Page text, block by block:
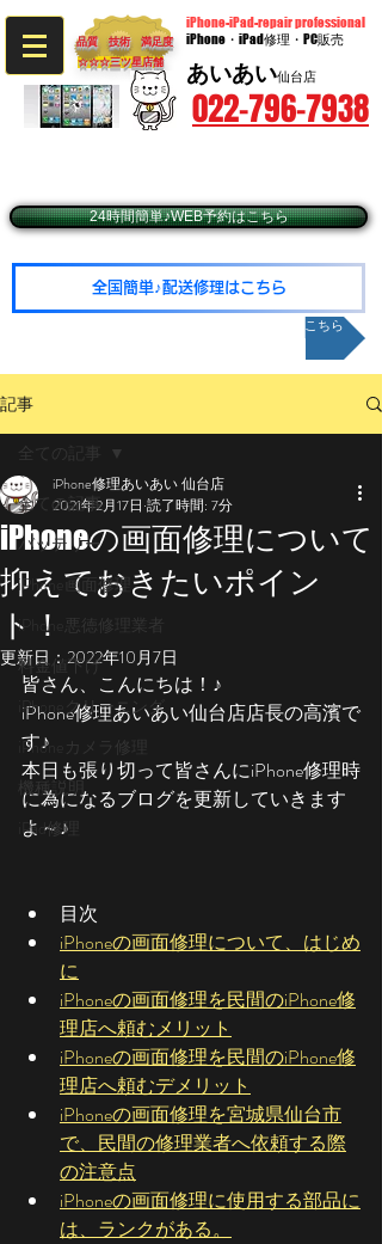
022-796-7938
☆☆☆​三ツ星店舗
品質 技術 満足度
iPhone-iPad-repair professional
iPhone・iPad修理・PC販売
あいあい仙台店
24時間簡単♪WEB予約はこちら
全国簡単♪配送修理はこちら
メールお問い合わせはこちら
記事
全ての記事
バッテリー
iPhone画面修理
iPhone悪徳修理業者
料金値下げ
iPhoneクリーニング
iPhoneカメラ修理
機種説明
iPad修理
全ての記事
iPhoneの画面修理について
抑えておきたいポイン
ト！
iPhone修理あいあい 仙台店
2021年2月17日 読了時間: 7分
更新日： 2022年10月7日
皆さん、こんにちは！♪
iPhone修理あいあい仙台店店長の高濱で
す♪
本日も張り切って皆さんにiPhone修理時
に為になるブログを更新していきます
よ～♪
目次
iPhoneの画面修理について、はじめ
に
iPhoneの画面修理を民間のiPhone修
理店へ頼むメリット
iPhoneの画面修理を民間のiPhone修
理店へ頼むデメリット
iPhoneの画面修理を宮城県仙台市
で、民間の修理業者へ依頼する際
の注意点
iPhoneの画面修理に使用する部品に
は、ランクがある。